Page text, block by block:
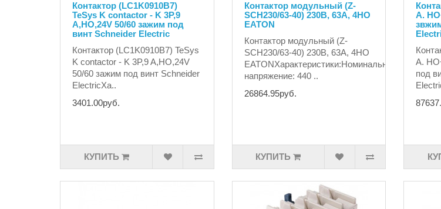
Контактор (LC1K0910B7)
TeSys K contactor - K 3P,9
A,НО,24V 50/60 зажим под
винт Schneider Electric
Контактор (LC1K0910B7) TeSys
K contactor - K 3P,9 A,НО,24V
50/60 зажим под винт Schneider
ElectricХа..
3401.00руб.
КУПИТЬ
Контактор модульный (Z-
SCH230/63-40) 230В, 63А, 4НО
EATON
Контактор модульный (Z-
SCH230/63-40) 230В, 63А, 4НО
EATONХарактеристики:Номинальное
напряжение: 440 ..
26864.95руб.
КУПИТЬ
A.
A.
под